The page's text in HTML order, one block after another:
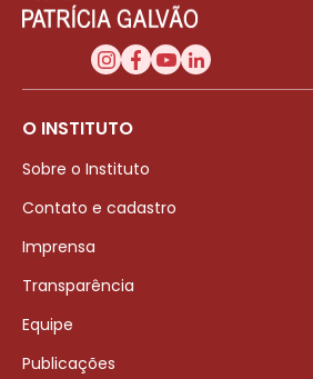
O INSTITUTO
Sobre o Instituto
Contato e cadastro
Imprensa
Transparência
Equipe
Publicações